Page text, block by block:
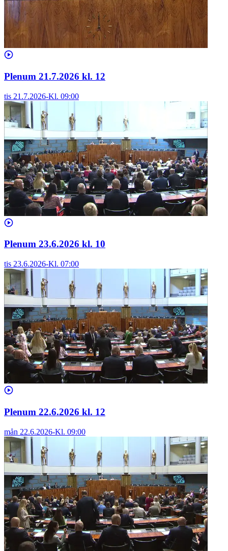
Plenum 21.7.2026 kl. 12
tis 21.7.2026-Kl. 09:00
Plenum 23.6.2026 kl. 10
tis 23.6.2026-Kl. 07:00
Plenum 22.6.2026 kl. 12
mån 22.6.2026-Kl. 09:00